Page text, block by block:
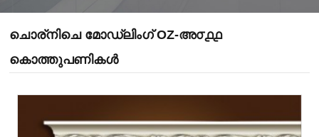
ചൊര്നിചെ മോഡ്ലിംഗ് OZ-അ൦൧൧
കൊത്തുപണികൾ